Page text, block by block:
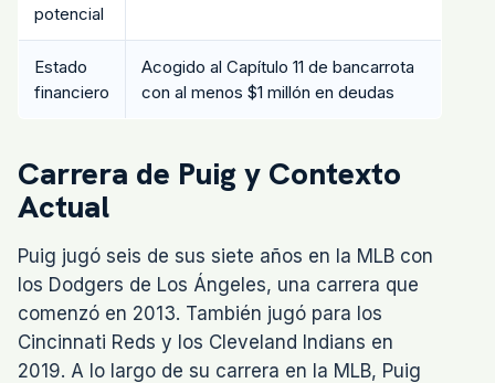
potencial
Estado
financiero
Acogido al Capítulo 11 de bancarrota
con al menos $1 millón en deudas
Carrera de Puig y Contexto
Actual
Puig jugó seis de sus siete años en la MLB con
los Dodgers de Los Ángeles, una carrera que
comenzó en 2013. También jugó para los
Cincinnati Reds y los Cleveland Indians en
2019. A lo largo de su carrera en la MLB, Puig